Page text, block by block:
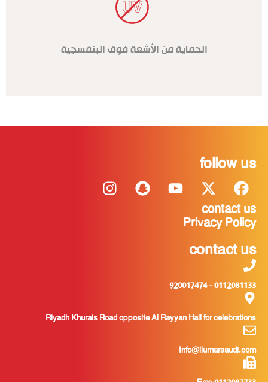
الحماية من الأشعة فوق البنفسجية
contact us
0112081133 - 920017474
Riyadh Khurais Road opposite Al Rayyan Hall for celebrations
Info@llumarsaudi.com
follow us
contact us
Privacy Policy